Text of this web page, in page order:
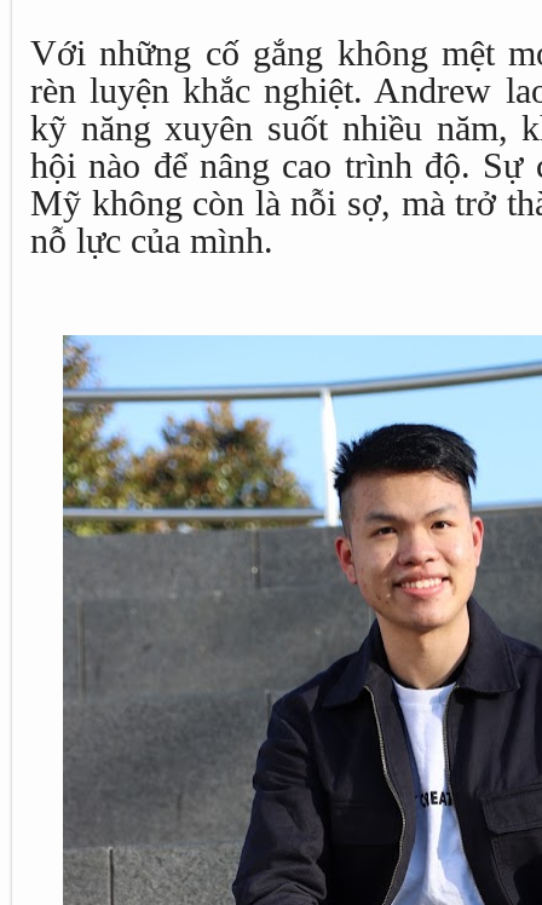
Với những cố gắng không mệt
rèn luyện khắc nghiệt. Andrew
kỹ năng xuyên suốt nhiều năm,
hội nào để nâng cao trình độ. Sự
Mỹ không còn là nỗi sợ, mà trở
nỗ lực của mình.